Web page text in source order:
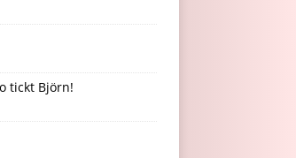
tickt Björn!